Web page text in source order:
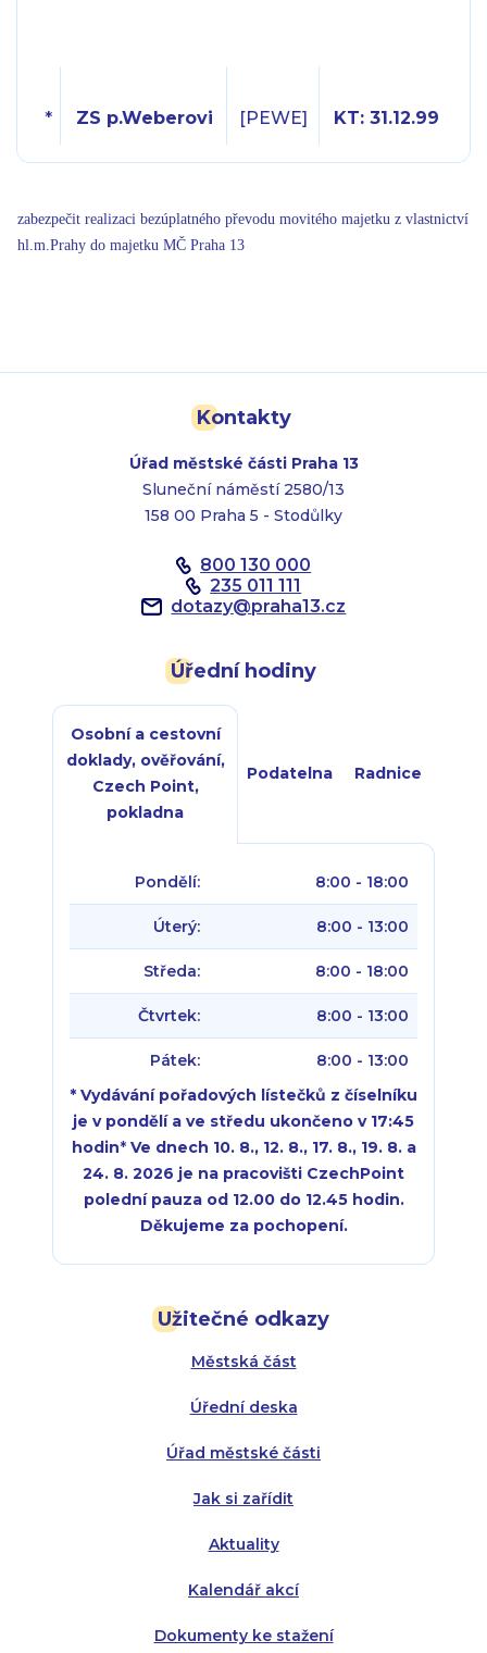
* ZS p.Weberovi [PEWE] KT: 31.12.99
zabezpečit realizaci bezúplatného převodu movitého majetku z vlastnictví
hl.m.Prahy do majetku MČ Praha 13
Kontakty
Úřad městské části Praha 13
Sluneční náměstí 2580/13
158 00 Praha 5 - Stodůlky
800 130 000
235 011 111
dotazy@praha13.cz
Užitečné odkazy
Městská část
Úřední deska
Úřad městské části
Jak si zařídit
Aktuality
Kalendář akcí
Dokumenty ke stažení
Úřední hodiny
Osobní a cestovní
doklady, ověřování,
Czech Point,
pokladna
Podatelna Radnice
Pondělí: 8:00 - 18:00
Úterý: 8:00 - 13:00
Středa: 8:00 - 18:00
Čtvrtek: 8:00 - 13:00
Pátek:
8:00 - 13:00
* Vydávání pořadových lístečků z číselníku
je v pondělí a ve středu ukončeno v 17:45
hodin* Ve dnech 10. 8., 12. 8., 17. 8., 19. 8. a
24. 8. 2026 je na pracovišti CzechPoint
polední pauza od 12.00 do 12.45 hodin.
Děkujeme za pochopení.
Úterý:
Středa:
Čtvrtek:
Pátek:
Úterý:
Středa:
Čtvrtek: